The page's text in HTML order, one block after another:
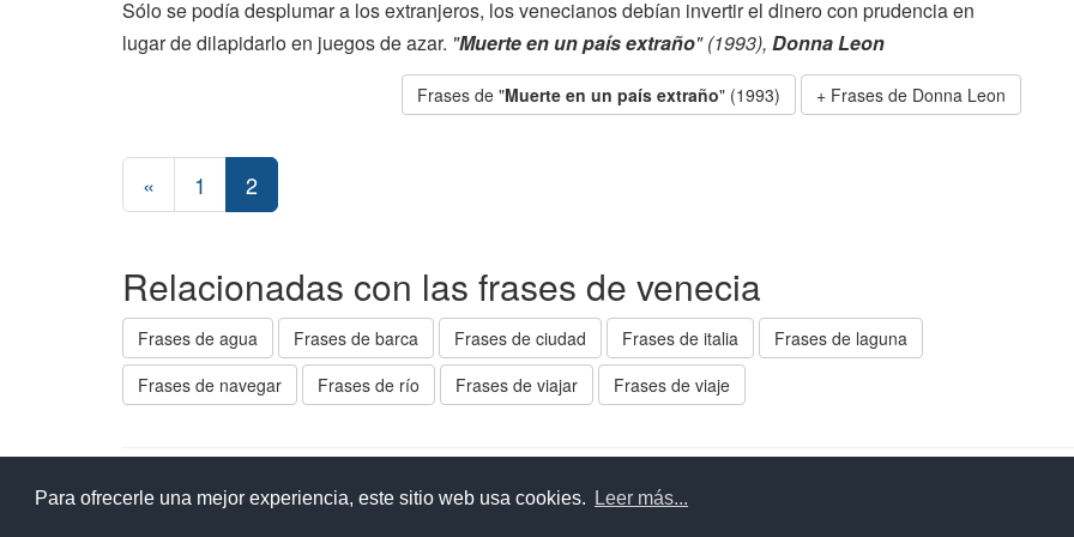
Para ofrecerle una mejor experiencia, este sitio web usa cookies. Leer más...
Sólo se podía desplumar a los extranjeros, los venecianos debían invertir el dinero con prudencia en
lugar de dilapidarlo en juegos de azar. "Muerte en un país extraño" (1993), Donna Leon
Frases de "Muerte en un país extraño" (1993) Frases de Donna Leon
« 1 2
Relacionadas con las frases de venecia
Frases de agua Frases de barca Frases de ciudad Frases de italia
Frases de laguna
Frases de navegar
Frases de río Frases de viajar Frases de viaje
Ayuda Aviso legal